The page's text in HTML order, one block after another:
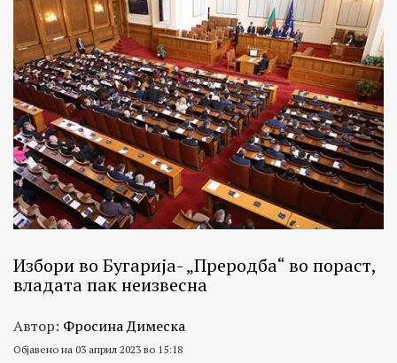
Избори во Бугарија- „Преродба“ во пораст,
владата пак неизвесна
Автор: Фросина Димеска
Објавено на 03 април 2023 во 15:18